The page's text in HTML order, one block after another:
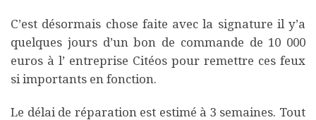
C’est désormais chose faite avec la signature il y’a
quelques jours d’un bon de commande de 10 000
euros à l’ entreprise Citéos pour remettre ces feux
si importants en fonction.
Le délai de réparation est estimé à 3 semaines. Tout